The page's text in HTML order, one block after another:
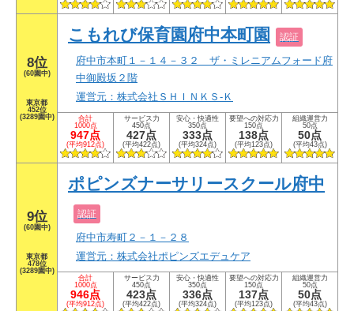
8位
(60園中)
東京都
452位
(3289園中)
こもれび保育園府中本町園 認証
府中市本町１－１４－３２ ザ・ミレニアムフォード府
中御殿坂２階
運営元：株式会社ＳＨＩＮＫＳ‐Ｋ
合計
1000点
947点
(平均912点)
サービス力
450点
427点
(平均422点)
安心・快適性
350点
333点
(平均324点)
要望への対応力
150点
138点
(平均123点)
組織運営力
50点
50点
(平均43点)
9位
(60園中)
東京都
478位
(3289園中)
ポピンズナーサリースクール府中
認証
府中市寿町２－１－２８
運営元：株式会社ポピンズエデュケア
合計
1000点
946点
(平均912点)
サービス力
450点
423点
(平均422点)
安心・快適性
350点
336点
(平均324点)
要望への対応力
150点
137点
(平均123点)
組織運営力
50点
50点
(平均43点)